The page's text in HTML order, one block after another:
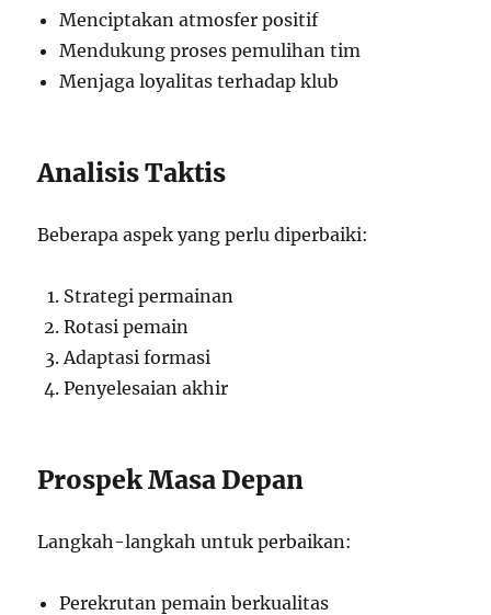
Menciptakan atmosfer positif
Mendukung proses pemulihan tim
Menjaga loyalitas terhadap klub
Analisis Taktis
Beberapa aspek yang perlu diperbaiki:
Strategi permainan
Rotasi pemain
Adaptasi formasi
Penyelesaian akhir
Prospek Masa Depan
Langkah-langkah untuk perbaikan:
Perekrutan pemain berkualitas